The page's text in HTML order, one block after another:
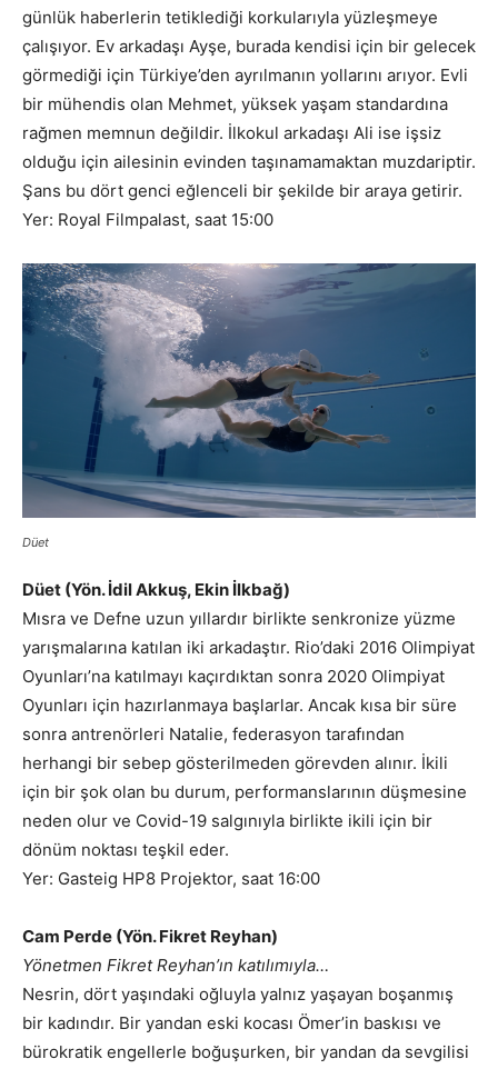
günlük haberlerin tetiklediği korkularıyla yüzleşmeye
çalışıyor. Ev arkadaşı Ayşe, burada kendisi için bir gelecek
görmediği için Türkiye’den ayrılmanın yollarını arıyor. Evli
bir mühendis olan Mehmet, yüksek yaşam standardına
rağmen memnun değildir. İlkokul arkadaşı Ali ise işsiz
olduğu için ailesinin evinden taşınamamaktan muzdariptir.
Şans bu dört genci eğlenceli bir şekilde bir araya getirir.
Yer: Royal Filmpalast, saat 15:00
Düet
Düet (Yön. İdil Akkuş, Ekin İlkbağ)
Mısra ve Defne uzun yıllardır birlikte senkronize yüzme
yarışmalarına katılan iki arkadaştır. Rio’daki 2016 Olimpiyat
Oyunları’na katılmayı kaçırdıktan sonra 2020 Olimpiyat
Oyunları için hazırlanmaya başlarlar. Ancak kısa bir süre
sonra antrenörleri Natalie, federasyon tarafından
herhangi bir sebep gösterilmeden görevden alınır. İkili
için bir şok olan bu durum, performanslarının düşmesine
neden olur ve Covid-19 salgınıyla birlikte ikili için bir
dönüm noktası teşkil eder.
Yer: Gasteig HP8 Projektor, saat 16:00
Cam Perde (Yön. Fikret Reyhan)
Yönetmen Fikret Reyhan’ın katılımıyla…
Nesrin, dört yaşındaki oğluyla yalnız yaşayan boşanmış
bir kadındır. Bir yandan eski kocası Ömer’in baskısı ve
bürokratik engellerle boğuşurken, bir yandan da sevgilisi